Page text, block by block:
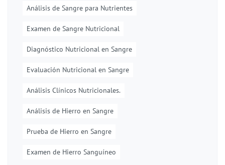
Análisis de Sangre para Nutrientes
Examen de Sangre Nutricional
Diagnóstico Nutricional en Sangre
Evaluación Nutricional en Sangre
Análisis Clínicos Nutricionales.
Análisis de Hierro en Sangre
Prueba de Hierro en Sangre
Examen de Hierro Sanguíneo